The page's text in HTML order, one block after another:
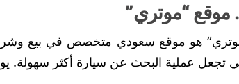
موقع “موتري”
هو موقع سعودي متخصص في بيع وشراء
تجعل عملية البحث عن سيارة أكثر سهولة.